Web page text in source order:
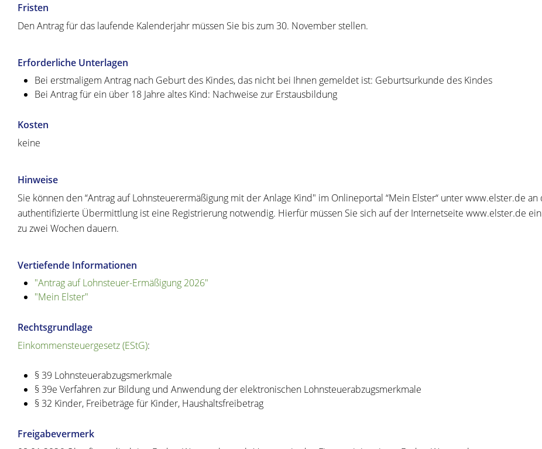
Fristen
Den Antrag für das laufende Kalenderjahr müssen Sie bis zum 30. November stellen.
Erforderliche Unterlagen
Bei erstmaligem Antrag nach Geburt des Kindes, das nicht bei Ihnen gemeldet ist: Geburtsurkunde des Kindes
Bei Antrag für ein über 18 Jahre altes Kind: Nachweise zur Erstausbildung
Kosten
keine
Hinweise
Sie können den “Antrag auf Lohnsteuerermäßigung mit der Anlage Kind" im Onlineportal “Mein Elster“ unter www.elster.de
authentifizierte Übermittlung ist eine Registrierung notwendig. Hierfür müssen Sie sich auf der Internetseite www.elster.de
zu zwei Wochen dauern.
Vertiefende Informationen
"Antrag auf Lohnsteuer-Ermäßigung 2026"
"Mein Elster"
Rechtsgrundlage
Einkommensteuergesetz (EStG):
§ 39 Lohnsteuerabzugsmerkmale
§ 39e Verfahren zur Bildung und Anwendung der elektronischen Lohnsteuerabzugsmerkmale
§ 32 Kinder, Freibeträge für Kinder, Haushaltsfreibetrag
Freigabevermerk